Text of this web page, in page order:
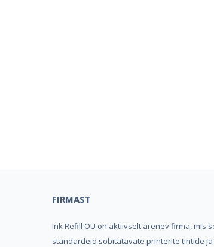
FIRMAST
Ink Refill OÜ on aktiivselt arenev firma, mis
standardeid sobitatavate printerite tintide